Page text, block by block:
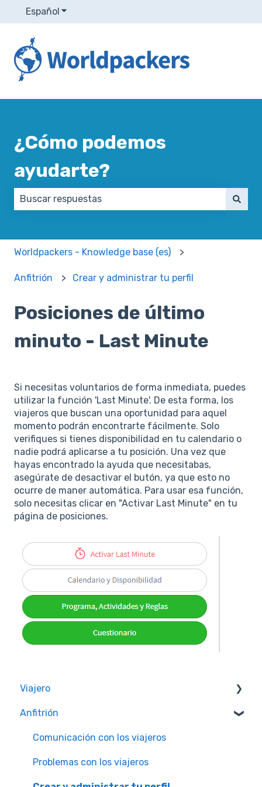
Español Traducciones de Mostrar submenú de
¿Cómo podemos
ayudarte?
Worldpackers - Knowledge base (es)
Anfitrión Crear y administrar tu perfil
Posiciones de último
minuto - Last Minute
Si necesitas voluntarios de forma inmediata, puedes
utilizar la función 'Last Minute'. De esta forma, los
viajeros que buscan una oportunidad para aquel
momento podrán encontrarte fácilmente. Solo
verifiques si tienes disponibilidad en tu calendario o
nadie podrá aplicarse a tu posición. Una vez que
hayas encontrado la ayuda que necesitabas,
asegúrate de desactivar el butón, ya que esto no
ocurre de maner automática. Para usar esa función,
solo necesitas clicar en "Activar Last Minute" en tu
página de posiciones.
Viajero
Calidad y Seguridad de las Experiencias
Membresías Worldpackers
Preguntas Más Frecuentes
Anfitrión
Comunicación con los viajeros
Problemas con los viajeros